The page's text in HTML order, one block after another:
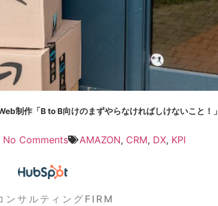
制作「B to B向けのまずやらなければしけないこと！」
No Comments AMAZON, CRM, DX, KPI
ンサルティングFIRM